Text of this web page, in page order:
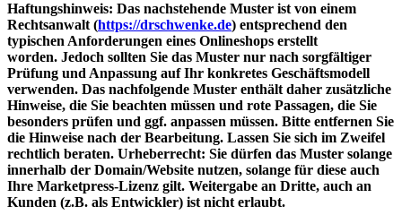
Haftungshinweis: Das nachstehende Muster ist von einem
Rechtsanwalt (https://drschwenke.de) entsprechend den
typischen Anforderungen eines Onlineshops erstellt
worden. Jedoch sollten Sie das Muster nur nach sorgfältiger
Prüfung und Anpassung auf Ihr konkretes Geschäftsmodell
verwenden. Das nachfolgende Muster enthält daher zusätzliche
Hinweise, die Sie beachten müssen und rote Passagen, die Sie
besonders prüfen und ggf. anpassen müssen. Bitte entfernen Sie
die Hinweise nach der Bearbeitung. Lassen Sie sich im Zweifel
rechtlich beraten. Urheberrecht: Sie dürfen das Muster solange
innerhalb der Domain/Website nutzen, solange für diese auch
Ihre Marketpress-Lizenz gilt. Weitergabe an Dritte, auch an
Kunden (z.B. als Entwickler) ist nicht erlaubt.